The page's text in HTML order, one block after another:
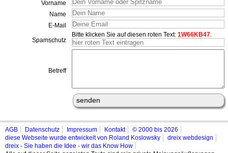
Vorname
Name
E-Mail
Spamschutz
Bitte klicken Sie auf diesen roten Text: 1W66KB47.
Betreff
AGB Datenschutz Impressum Kontakt
© 2000 bis 2026
diese Webseite wurde entwickelt von Roland Koslowsky
dreix webdesign
dreix - Sie haben die Idee - wir das Know How